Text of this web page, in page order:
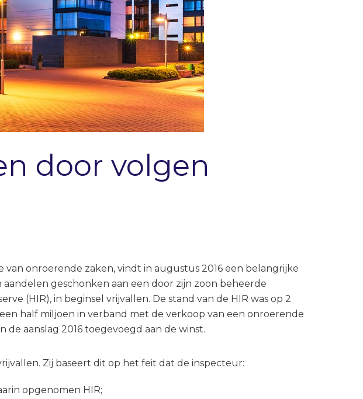
door volgen
onroerende zaken, vindt in augustus 2016 een belangrijke
geschonken aan een door zijn zoon beheerde
(HIR), in beginsel vrijvallen. De stand van de HIR was op 2
half miljoen in verband met de verkoop van een onroerende
aanslag 2016 toegevoegd aan de winst.
Zij baseert dit op het feit dat de inspecteur:
opgenomen HIR;